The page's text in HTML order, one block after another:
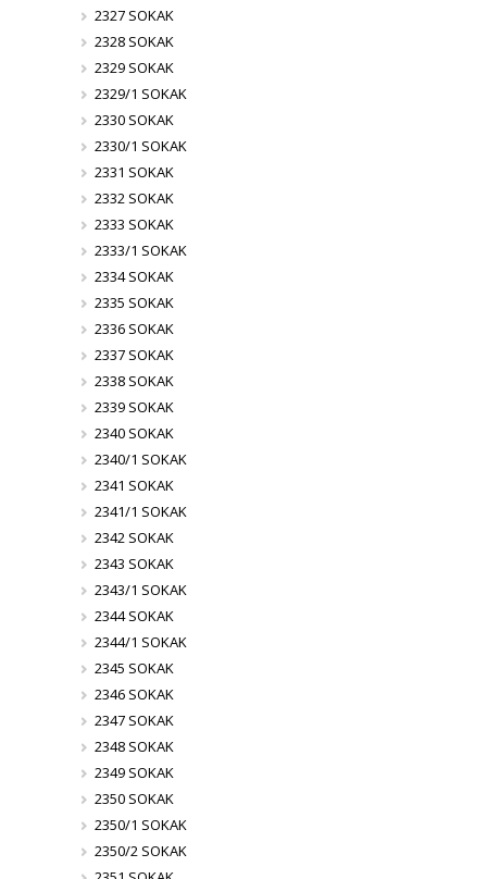
2327 SOKAK
2328 SOKAK
2329 SOKAK
2329/1 SOKAK
2330 SOKAK
2330/1 SOKAK
2331 SOKAK
2332 SOKAK
2333 SOKAK
2333/1 SOKAK
2334 SOKAK
2335 SOKAK
2336 SOKAK
2337 SOKAK
2338 SOKAK
2339 SOKAK
2340 SOKAK
2340/1 SOKAK
2341 SOKAK
2341/1 SOKAK
2342 SOKAK
2343 SOKAK
2343/1 SOKAK
2344 SOKAK
2344/1 SOKAK
2345 SOKAK
2346 SOKAK
2347 SOKAK
2348 SOKAK
2349 SOKAK
2350 SOKAK
2350/1 SOKAK
2350/2 SOKAK